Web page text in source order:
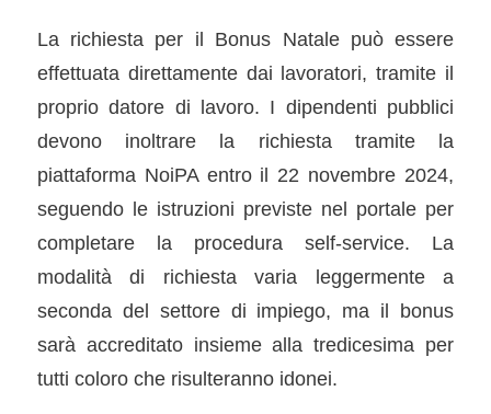
La richiesta per il Bonus Natale può essere
effettuata direttamente dai lavoratori, tramite il
proprio datore di lavoro. I dipendenti pubblici
devono inoltrare la richiesta tramite la
piattaforma NoiPA entro il 22 novembre 2024,
seguendo le istruzioni previste nel portale per
completare la procedura self-service. La
modalità di richiesta varia leggermente a
seconda del settore di impiego, ma il bonus
sarà accreditato insieme alla tredicesima per
tutti coloro che risulteranno idonei.